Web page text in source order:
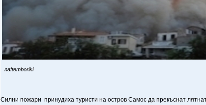
naftemboriki
Силни пожари принудиха туристи на остров Самос да прекъснат